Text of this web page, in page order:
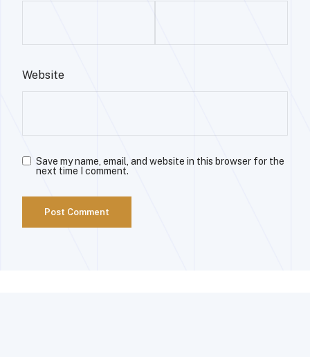
Website
Save my name, email, and website in this browser for the
next time I comment.